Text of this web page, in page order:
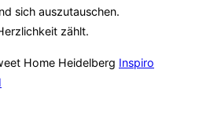
sich auszutauschen.
zählt.
Home Heidelberg Inspiro